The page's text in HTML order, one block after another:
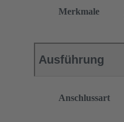
Merkmale
Ausführung
Anschlussart